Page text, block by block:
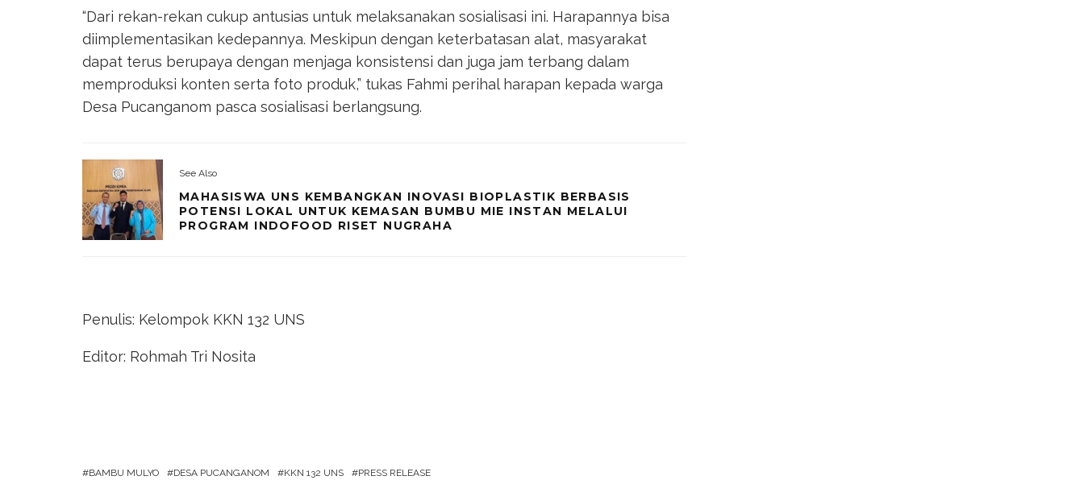
“Dari rekan-rekan cukup antusias untuk melaksanakan sosialisasi ini. Harapannya bisa
diimplementasikan kedepannya. Meskipun dengan keterbatasan alat, masyarakat
dapat terus berupaya dengan menjaga konsistensi dan juga jam terbang dalam
memproduksi konten serta foto produk,” tukas Fahmi perihal harapan kepada warga
Desa Pucanganom pasca sosialisasi berlangsung.
See Also
MAHASISWA UNS KEMBANGKAN INOVASI BIOPLASTIK BERBASIS
POTENSI LOKAL UNTUK KEMASAN BUMBU MIE INSTAN MELALUI
PROGRAM INDOFOOD RISET NUGRAHA
Penulis: Kelompok KKN 132 UNS
Editor: Rohmah Tri Nosita
BAMBU MULYO DESA PUCANGANOM KKN 132 UNS PRESS RELEASE